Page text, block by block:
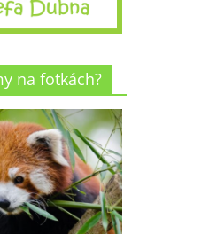
na fotkách?